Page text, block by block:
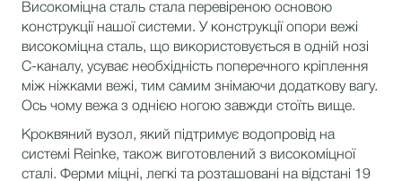
Високоміцна сталь стала перевіреною основою
конструкції нашої системи. У конструкції опори вежі
високоміцна сталь, що використовується в одній нозі
C-каналу, усуває необхідність поперечного кріплення
між ніжками вежі, тим самим знімаючи додаткову вагу.
Ось чому вежа з однією ногою завжди стоїть вище.
Кроквяний вузол, який підтримує водопровід на
системі Reinke, також виготовлений з високоміцної
сталі. Ферми міцні, легкі та розташовані на відстані 19